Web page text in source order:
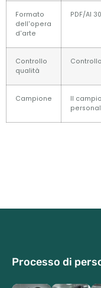
Formato
dell'opera
d'arte
PDF/AI
Controllo
qualità
Campione
Il
Processo di